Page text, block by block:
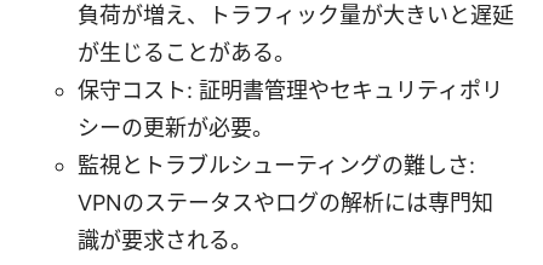
負荷が増え、トラフィック量が大きいと遅延
が生じることがある。
保守コスト: 証明書管理やセキュリティポリ
シーの更新が必要。
監視とトラブルシューティングの難しさ:
VPNのステータスやログの解析には専門知
識が要求される。